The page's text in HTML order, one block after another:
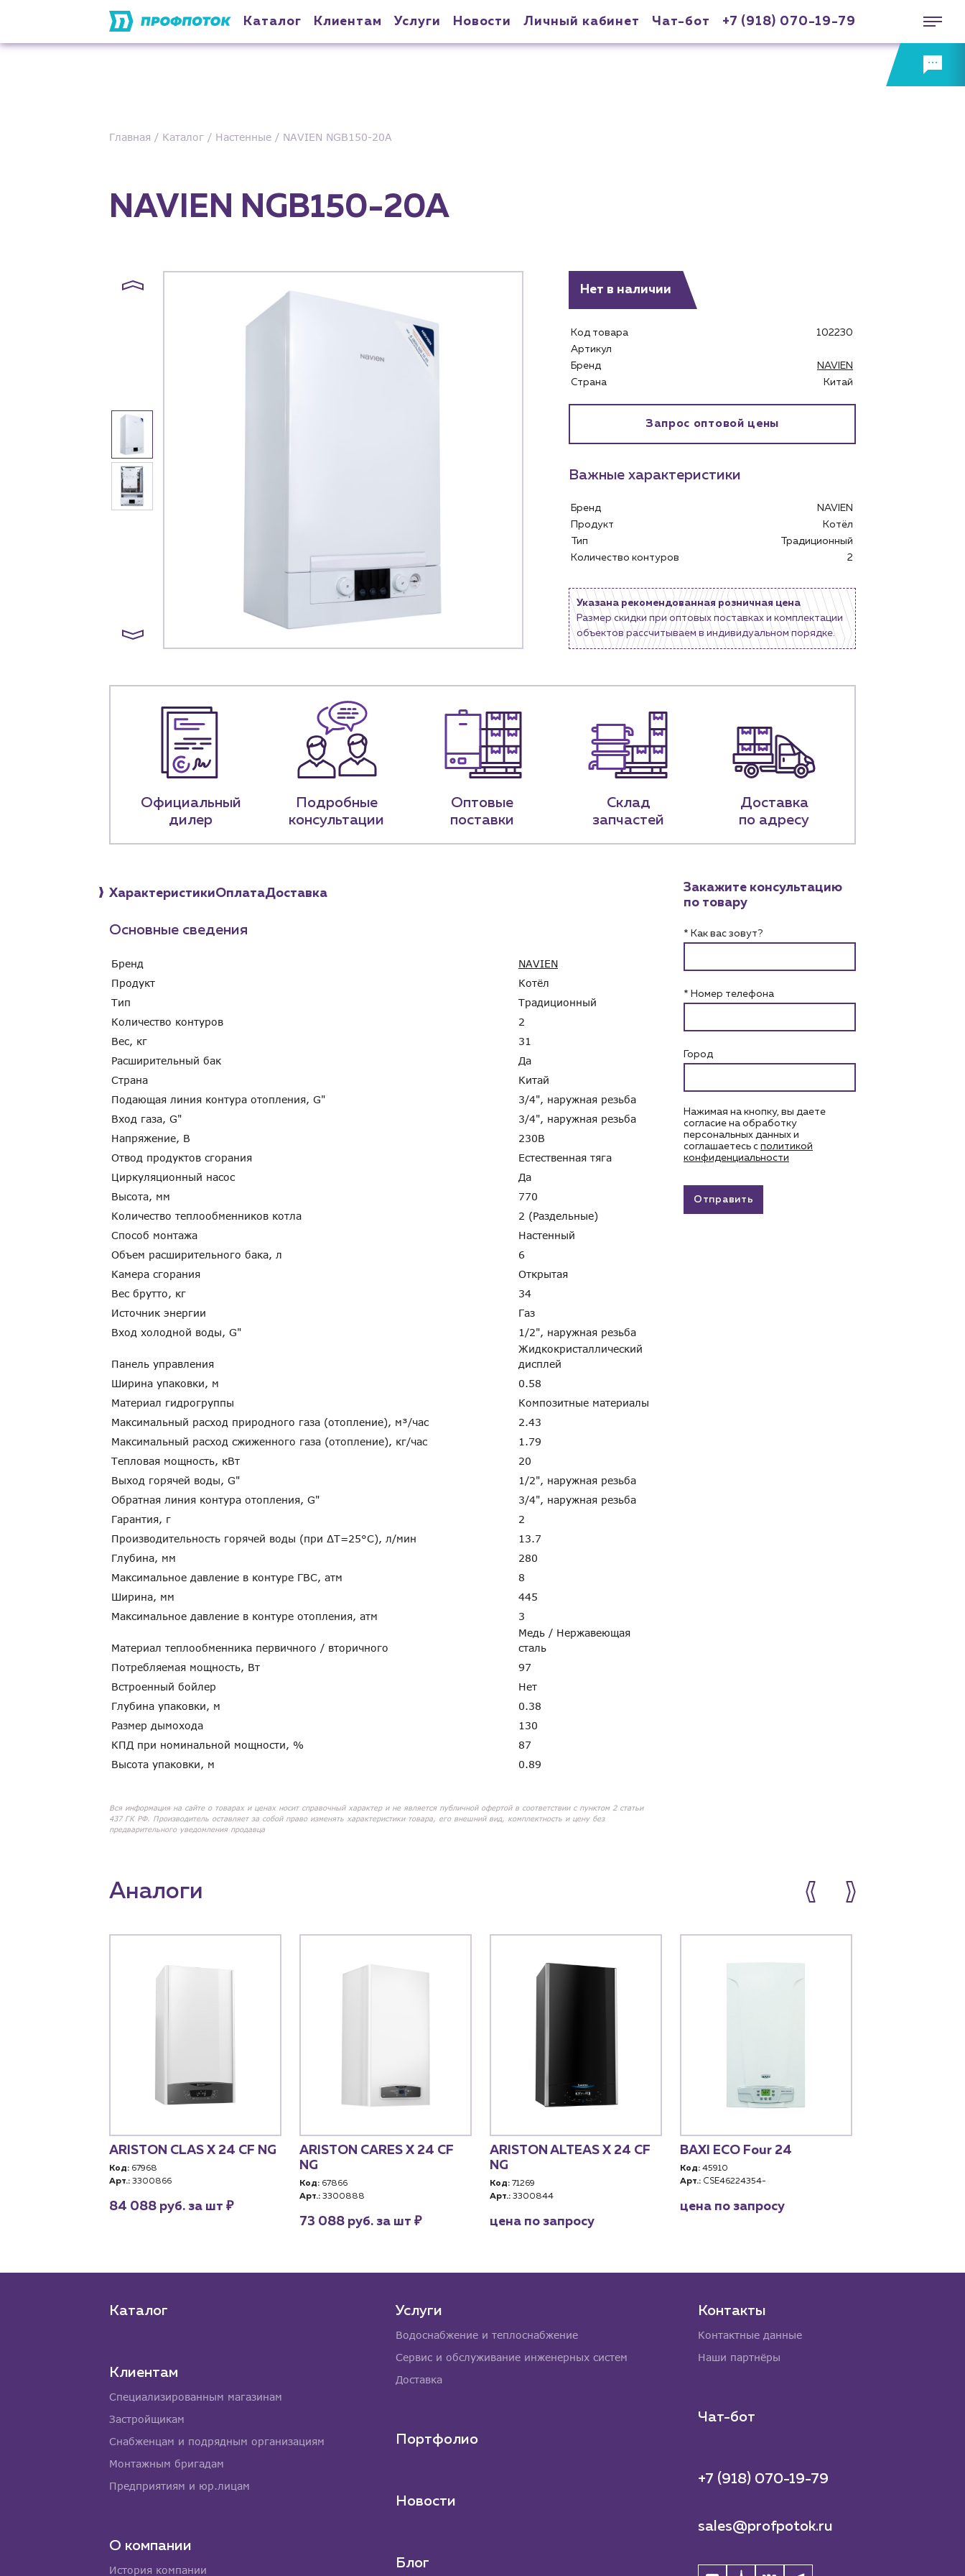
Каталог Клиентам Услуги Новости Личный кабинет Чат-бот +7 (918) 070-19-79
Каталог
Клиентам
Застройщикам
Снабженцам и подрядным организациям
Монтажным бригадам
Предприятиям и юр.лицам
О компании
История компании
Портфолио
Новости
Личный кабинет
Контакты
Наши партнёры
Чат-бот
+7 (918) 070-19-79 sales@profpotok.ru
Главная Каталог Настенные NAVIEN NGB150-20A
NAVIEN NGB150-20A
Нет в наличии
Код товара
102230
Артикул
Бренд
NAVIEN
Страна
Китай
Запрос оптовой цены
Важные характеристики
Бренд
NAVIEN
Продукт
Котёл
Тип
Традиционный
Количество контуров
2
Указана рекомендованная розничная цена
Размер скидки при оптовых поставках и комплектации
объектов рассчитываем в индивидуальном порядке.
Официальный
дилер
Подробные
консультации
Оптовые
поставки
Склад
запчастей
Доставка
по адресу
ХарактеристикиОплатаДоставка
Основные сведения
Бренд
NAVIEN
Продукт
Котёл
Тип
Традиционный
Количество контуров
2
Вес, кг
31
Расширительный бак
Да
Страна
Китай
Подающая линия контура отопления, G"
3/4", наружная резьба
Вход газа, G"
3/4", наружная резьба
Напряжение, В
230В
Отвод продуктов сгорания
Естественная тяга
Циркуляционный насос
Да
Высота, мм
770
Количество теплообменников котла
2 (Раздельные)
Способ монтажа
Настенный
Объем расширительного бака, л
6
Камера сгорания
Открытая
Вес брутто, кг
34
Источник энергии
Газ
Вход холодной воды, G"
1/2", наружная резьба
Панель управления
Жидкокристаллический
дисплей
Ширина упаковки, м
0.58
Материал гидрогруппы
Композитные материалы
Максимальный расход природного газа (отопление), м³/час
2.43
Максимальный расход сжиженного газа (отопление), кг/час
1.79
Тепловая мощность, кВт
20
Выход горячей воды, G"
1/2", наружная резьба
Обратная линия контура отопления, G"
3/4", наружная резьба
Гарантия, г
2
Производительность горячей воды (при ∆Т=25°C), л/мин
13.7
Глубина, мм
280
Максимальное давление в контуре ГВС, атм
8
Ширина, мм
445
Максимальное давление в контуре отопления, атм
3
Материал теплообменника первичного / вторичного
Медь / Нержавеющая
сталь
Потребляемая мощность, Вт
97
Встроенный бойлер
Нет
Глубина упаковки, м
0.38
Размер дымохода
130
КПД при номинальной мощности, %
87
Высота упаковки, м
0.89
Вся информация на сайте о товарах и ценах носит справочный характер и не является публичной офертой в соответствии с пунктом 2 статьи
437 ГК РФ. Производитель оставляет за собой право изменять характеристики товара, его внешний вид, комплектность и цену без
предварительного уведомления продавца
Закажите консультацию
по товару
* Как вас зовут?
* Номер телефона
Город
Нажимая на кнопку, вы даете
согласие на обработку
персональных данных и
соглашаетесь c политикой
конфиденциальности
Отправить
Аналоги
ARISTON CLAS X 24 CF NG
Код: 67968
Арт.: 3300866
84 088 руб. за шт ₽
ARISTON CARES X 24 CF
NG
Код: 67866
Арт.: 3300888
73 088 руб. за шт ₽
ARISTON ALTEAS X 24 СF
NG
Код: 71269
Арт.: 3300844
цена по запросу
BAXI ECO Four 24
Код: 45910
Арт.: CSE46224354-
цена по запросу
Каталог
Клиентам
Специализированным магазинам
Застройщикам
Снабженцам и подрядным организациям
Монтажным бригадам
Предприятиям и юр.лицам
О компании
История компании
Услуги
Водоснабжение и теплоснабжение
Сервис и обслуживание инженерных систем
Доставка
Портфолио
Новости
Блог
Контакты
Контактные данные
Наши партнёры
Чат-бот
+7 (918) 070-19-79
sales@profpotok.ru